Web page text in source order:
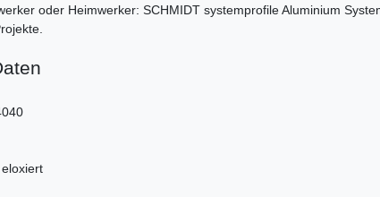
oder Heimwerker: SCHMIDT systemprofile Aluminium